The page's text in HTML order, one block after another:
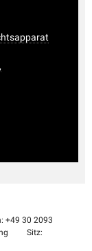
+49 30 2093
Sitz: